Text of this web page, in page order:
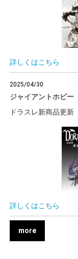
詳しくはこちら
2025/04/30
ジャイアントホビー
ドラスレ新商品更新
詳しくはこちら
more